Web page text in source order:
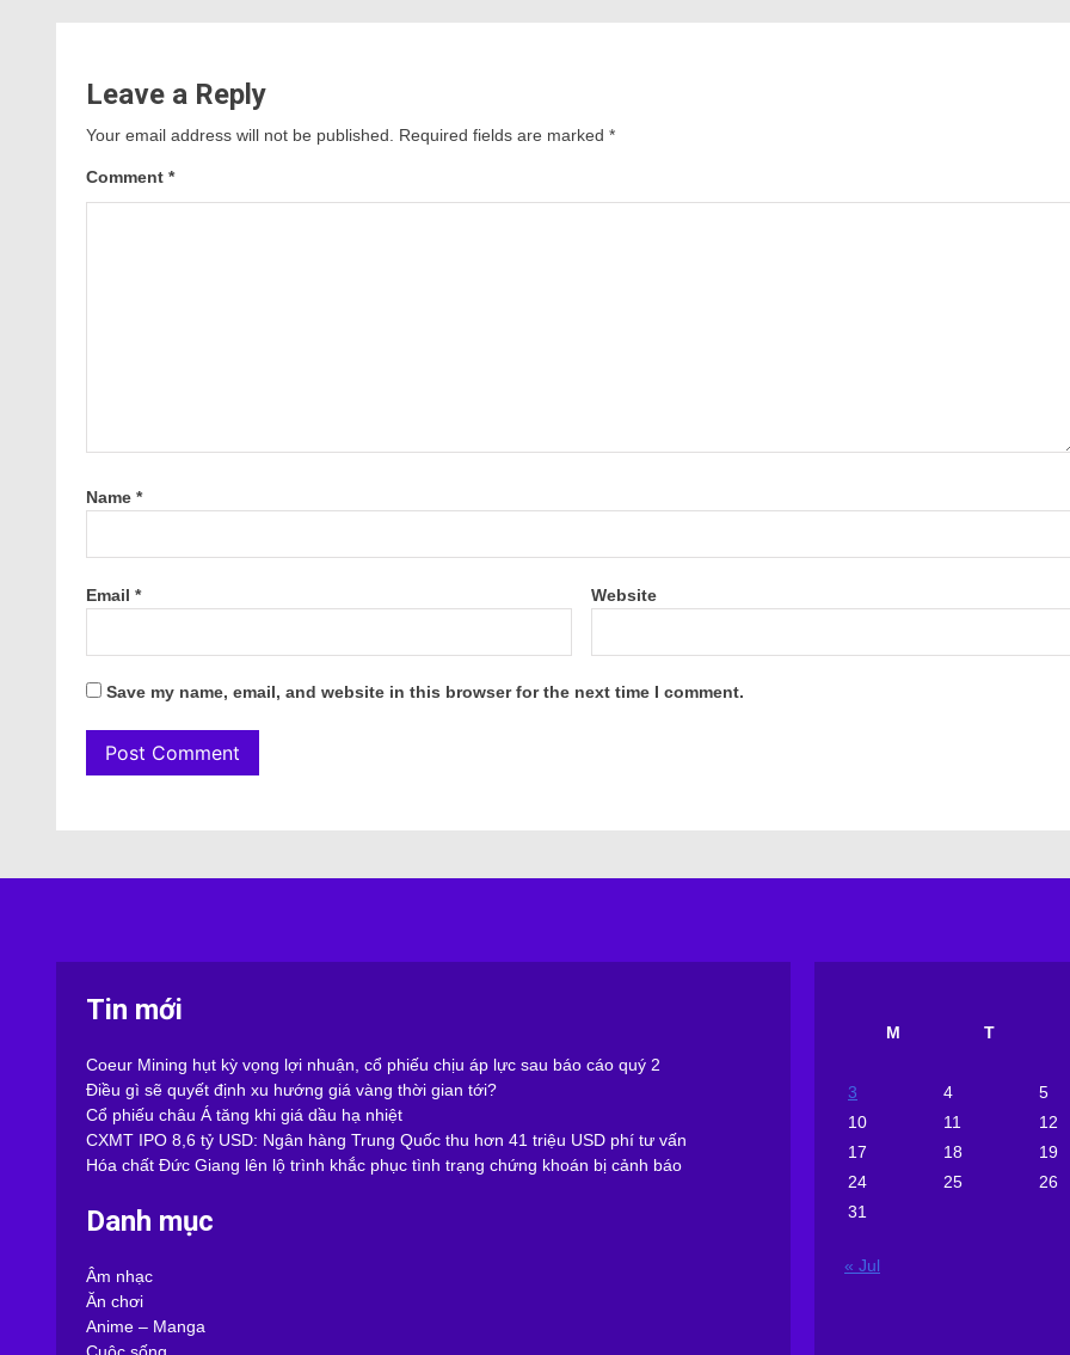
Leave a Reply
Your email address will not be published. Required fields are marked *
Comment *
Name *
Email * Website
Save my name, email, and website in this browser for the next time I comment.
Tin mới
Coeur Mining hụt kỳ vọng lợi nhuận, cổ phiếu chịu áp lực sau báo cáo quý 2
Điều gì sẽ quyết định xu hướng giá vàng thời gian tới?
Cổ phiếu châu Á tăng khi giá dầu hạ nhiệt
CXMT IPO 8,6 tỷ USD: Ngân hàng Trung Quốc thu hơn 41 triệu USD phí tư vấn
Hóa chất Đức Giang lên lộ trình khắc phục tình trạng chứng khoán bị cảnh báo
Danh mục
Âm nhạc
Ăn chơi
Anime – Manga
Cuộc sống
M T
3 4
5
10
11
12
17
18
19
24
25
26
31
« Jul